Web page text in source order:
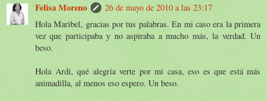
Felisa Moreno
26 de mayo de 2010 a las 23:17
Hola Maribel, gracias por tus palabras. En mi caso era la primera
vez que participaba y no aspiraba a mucho más, la verdad. Un
beso.
Hola Ardi, qué alegría verte por mi casa, eso es que está más
animadilla, al menos eso espero. Un beso.